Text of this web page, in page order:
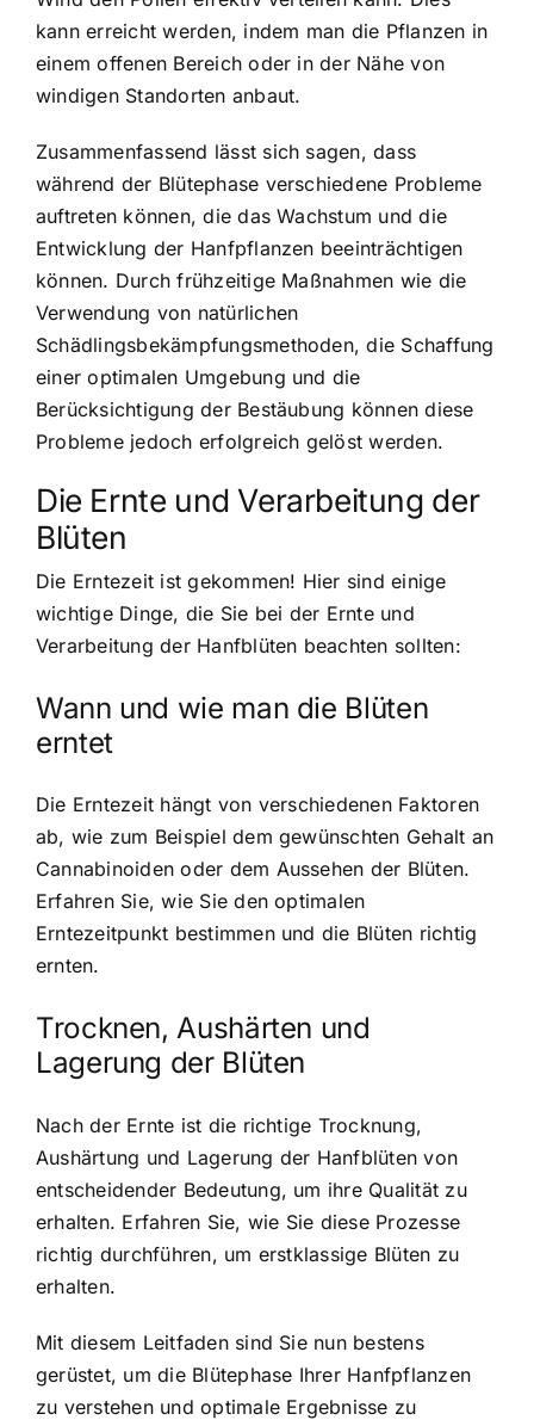
kann erreicht werden, indem man die Pflanzen in
einem offenen Bereich oder in der Nähe von
windigen Standorten anbaut.
Zusammenfassend lässt sich sagen, dass
während der Blütephase verschiedene Probleme
auftreten können, die das Wachstum und die
Entwicklung der Hanfpflanzen beeinträchtigen
können. Durch frühzeitige Maßnahmen wie die
Verwendung von natürlichen
Schädlingsbekämpfungsmethoden, die Schaffung
einer optimalen Umgebung und die
Berücksichtigung der Bestäubung können diese
Probleme jedoch erfolgreich gelöst werden.
Die Ernte und Verarbeitung der
Blüten
Die Erntezeit ist gekommen! Hier sind einige
wichtige Dinge, die Sie bei der Ernte und
Verarbeitung der Hanfblüten beachten sollten:
Wann und wie man die Blüten
erntet
Die Erntezeit hängt von verschiedenen Faktoren
ab, wie zum Beispiel dem gewünschten Gehalt an
Cannabinoiden oder dem Aussehen der Blüten.
Erfahren Sie, wie Sie den optimalen
Erntezeitpunkt bestimmen und die Blüten richtig
ernten.
Trocknen, Aushärten und
Lagerung der Blüten
Nach der Ernte ist die richtige Trocknung,
Aushärtung und Lagerung der Hanfblüten von
entscheidender Bedeutung, um ihre Qualität zu
erhalten. Erfahren Sie, wie Sie diese Prozesse
richtig durchführen, um erstklassige Blüten zu
erhalten.
Mit diesem Leitfaden sind Sie nun bestens
gerüstet, um die Blütephase Ihrer Hanfpflanzen
zu verstehen und optimale Ergebnisse zu